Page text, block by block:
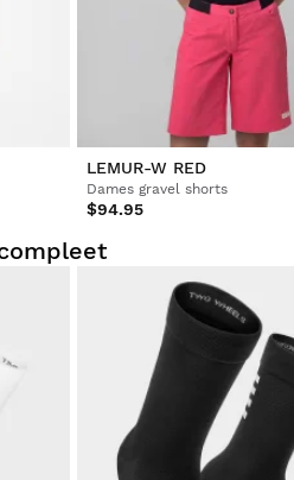
LEMUR-W RED
Dames gravel shorts
$94.95